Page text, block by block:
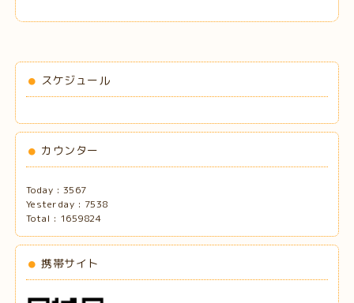
スケジュール
カウンター
Today : 3567
Yesterday : 7538
Total : 1659824
携帯サイト